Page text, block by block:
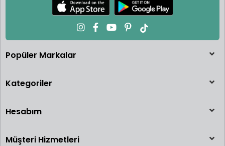
Popüler Markalar
Kategoriler
Hesabım
Müşteri Hizmetleri